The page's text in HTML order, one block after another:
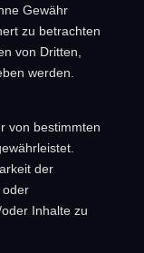
Gewähr
zu betrachten
von Dritten,
werden.
von bestimmten
der
oder
Inhalte zu